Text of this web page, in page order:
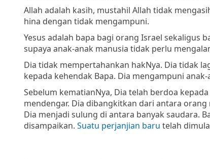
Allah adalah kasih, mustahil Allah tidak
hina dengan tidak mengampuni.
Yesus adalah bapa bagi orang Israel sekaligus
supaya anak-anak manusia tidak perlu
Dia tidak mempertahankan hakNya. Dia tidak
kepada kehendak Bapa. Dia mengampuni
Sebelum kematianNya, Dia telah berdoa
mendengar. Dia dibangkitkan dari antara
Dia menjadi sulung di antara banyak saudara.
disampaikan. Suatu perjanjian baru telah